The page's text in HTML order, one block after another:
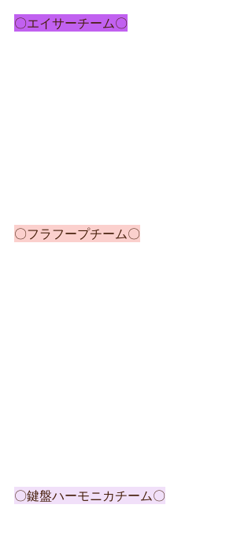
〇エイサーチーム〇
〇フラフープチーム〇
〇鍵盤ハーモニカチーム〇